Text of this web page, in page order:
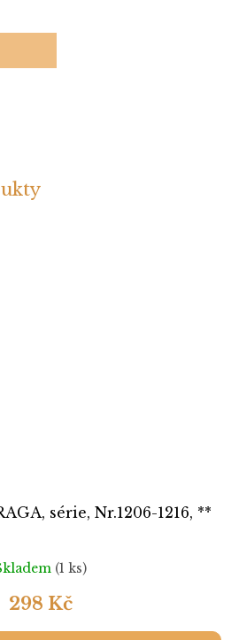
série, Nr.1206-1216, **
(1 ks)
298 Kč